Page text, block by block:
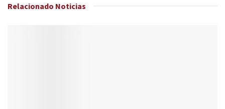
Relacionado Noticias